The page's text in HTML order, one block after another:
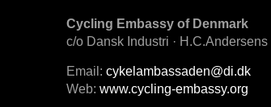
Cycling Embassy of Denmark
c/o Dansk Industri ·
Email: cykelambassaden@di.dk
Web: www.cycling-embassy.org